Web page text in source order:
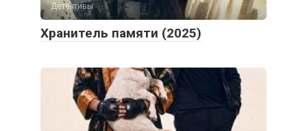
Детективы
Хранитель памяти (2025)